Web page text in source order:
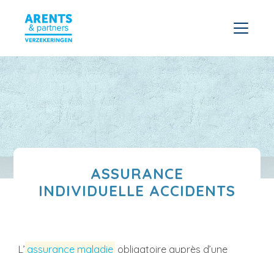
ASSURANCE
INDIVIDUELLE ACCIDENTS
L’ assurance maladie obligatoire auprès d’une